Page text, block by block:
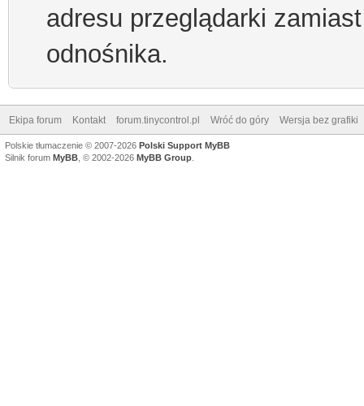
adresu przeglądarki
odnośnika.
Ekipa forum Kontakt forum.tinycontrol.pl Wróć do góry Wersja bez grafiki
Polskie tłumaczenie © 2007-2026 Polski Support MyBB
Silnik forum MyBB , © 2002-2026 MyBB Group